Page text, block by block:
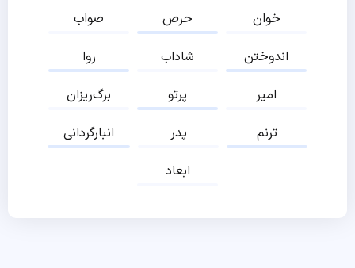
صواب
حرص
خوان
روا
شاداب
اندوختن
برگ‌ریزان
پرتو
امیر
انبارگردانی
پدر
ترنم
ابعاد